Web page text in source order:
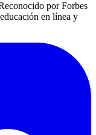
por Forbes
en línea y